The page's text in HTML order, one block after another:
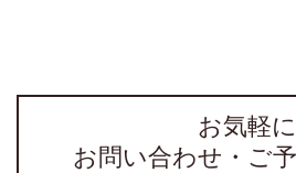
お気軽に
お問い合わせ・ご